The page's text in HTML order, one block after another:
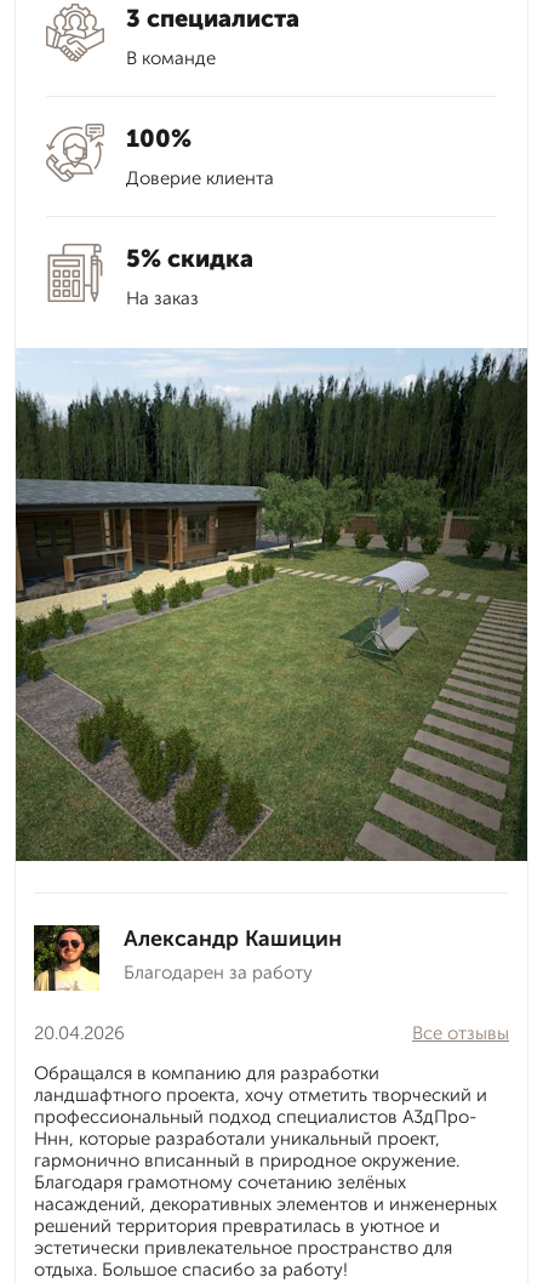
3 специалиста
В команде
100%
Доверие клиента
5% скидка
На заказ
Александр Кашицин
Благодарен за работу
20.04.2026
Все отзывы
Обращался в компанию для разработки
ландшафтного проекта, хочу отметить творческий и
профессиональный подход специалистов А3дПро-
Ннн, которые разработали уникальный проект,
гармонично вписанный в природное окружение.
Благодаря грамотному сочетанию зелёных
насаждений, декоративных элементов и инженерных
решений территория превратилась в уютное и
эстетически привлекательное пространство для
отдыха. Большое спасибо за работу!